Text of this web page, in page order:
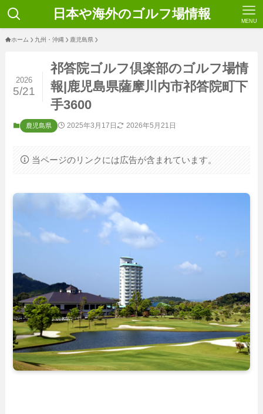
日本や海外のゴルフ場情報 MENU
ホーム 九州・沖縄 鹿児島県
祁答院ゴルフ倶楽部のゴルフ場情
報|鹿児島県薩摩川内市祁答院町下
手3600
2026
5/21
鹿児島県 2025年3月17日 2026年5月21日
当ページのリンクには広告が含まれています。